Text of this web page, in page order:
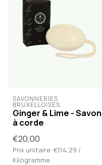
SAVONNERIES
BRUXELLOISES
Ginger & Lime - Savon
à corde
€20,00
Prix unitaire: €114,29 /
Kilogramme